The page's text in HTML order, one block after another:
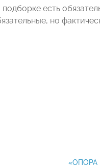
есть
но
«ОПОРА